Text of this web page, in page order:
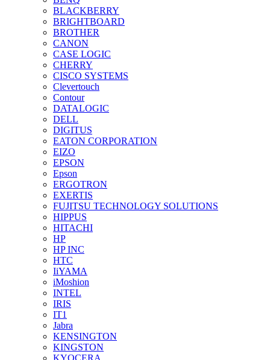
BLACKBERRY
BRIGHTBOARD
BROTHER
CANON
CASE LOGIC
CHERRY
CISCO SYSTEMS
Clevertouch
Contour
DATALOGIC
DELL
DIGITUS
EATON CORPORATION
EIZO
EPSON
Epson
ERGOTRON
EXERTIS
FUJITSU TECHNOLOGY SOLUTIONS
HIPPUS
HITACHI
HP
HP INC
HTC
IiYAMA
iMoshion
INTEL
IRIS
IT1
Jabra
KENSINGTON
KINGSTON
KYOCERA